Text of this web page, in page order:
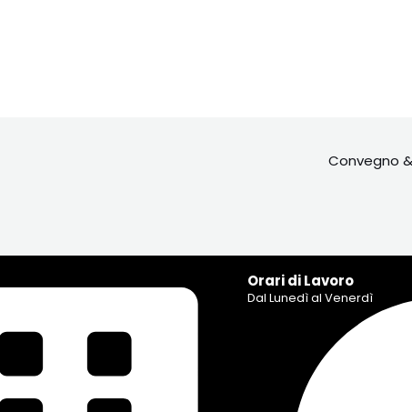
Convegno
Orari di Lavoro
Dal Lunedì al Venerdì